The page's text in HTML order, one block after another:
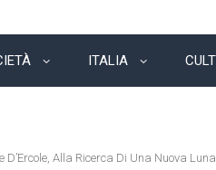
ITALIA
D’Ercole, Alla Ricerca Di Una Nuova